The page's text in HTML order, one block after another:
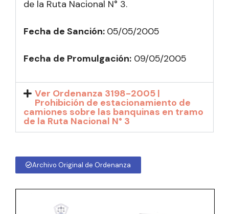
de la Ruta Nacional N° 3.
Fecha de Sanción: 05/05/2005
Fecha de Promulgación: 09/05/2005
Ver Ordenanza 3198-2005 |
Prohibición de estacionamiento de
camiones sobre las banquinas en tramo
de la Ruta Nacional N° 3
Archivo Original de Ordenanza